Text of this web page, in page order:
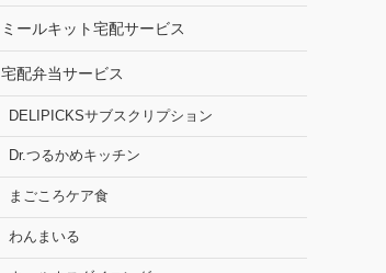
ミールキット宅配サービス
宅配弁当サービス
DELIPICKSサブスクリプション
Dr.つるかめキッチン
まごころケア食
わんまいる